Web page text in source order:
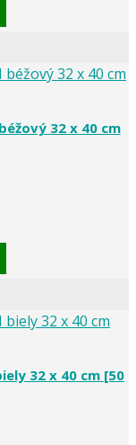
32 x 40 cm
32 x 40 cm [50